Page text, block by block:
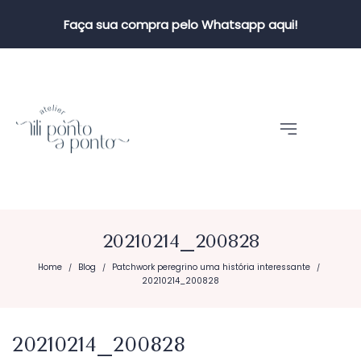
Faça sua compra pelo Whatsapp aqui!
20210214_200828
Home / Blog / Patchwork peregrino uma história interessante /
20210214_200828
20210214_200828